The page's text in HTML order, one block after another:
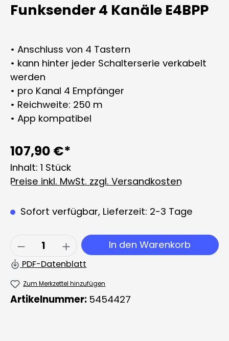
Funksender 4 Kanäle E4BPP
• Anschluss von 4 Tastern
• kann hinter jeder Schalterserie verkabelt
werden
• pro Kanal 4 Empfänger
• Reichweite: 250 m
• App kompatibel
107,90 €*
Inhalt: 1 Stück
Preise inkl. MwSt. zzgl. Versandkosten
Sofort verfügbar, Lieferzeit: 2-3 Tage
Produkt Anzahl: Gib den
In den Warenkorb
PDF-Datenblatt
Zum Merkzettel hinzufügen
Artikelnummer: 5454427